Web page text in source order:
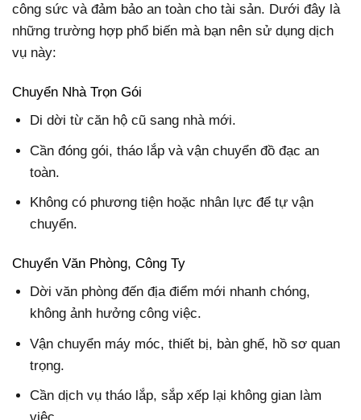
công sức và đảm bảo an toàn cho tài sản. Dưới đây là
những trường hợp phổ biến mà bạn nên sử dụng dịch
vụ này:
Chuyển Nhà Trọn Gói
Di dời từ căn hộ cũ sang nhà mới.
Cần đóng gói, tháo lắp và vận chuyển đồ đạc an
toàn.
Không có phương tiện hoặc nhân lực để tự vận
chuyển.
Chuyển Văn Phòng, Công Ty
Dời văn phòng đến địa điểm mới nhanh chóng,
không ảnh hưởng công việc.
Vận chuyển máy móc, thiết bị, bàn ghế, hồ sơ quan
trọng.
Cần dịch vụ tháo lắp, sắp xếp lại không gian làm